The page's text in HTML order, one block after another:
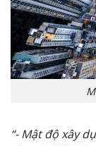
“- Mật độ xây